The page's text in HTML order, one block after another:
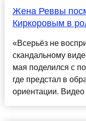
Жена Реввы
Киркоровым в
«Всерьёз не
скандальному
мая поделился с
где предстал в
ориентации.